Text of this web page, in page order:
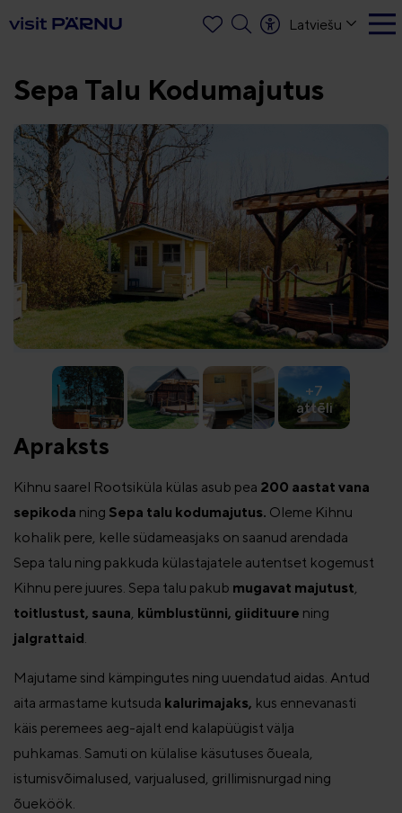
Latviešu
Sepa Talu Kodumajutus
+7
attēli
Apraksts
Kihnu saarel Rootsiküla külas asub pea 200 aastat vana
sepikoda ning Sepa talu kodumajutus. Oleme Kihnu
kohalik pere, kelle südameasjaks on saanud arendada
Sepa talu ning pakkuda külastajatele autentset kogemust
Kihnu pere juures. Sepa talu pakub mugavat majutust
toitlustust, sauna kümblustünni, giidituure ning
jalgrattaid
Majutame sind kämpingutes ning uuendatud aidas. Antud
aita armastame kutsuda kalurimajaks, kus ennevanasti
käis peremees aeg-ajalt end kalapüügist välja
puhkamas. Samuti on külalise käsutuses õueala,
istumisvõimalused, varjualused, grillimisnurgad ning
õueköök.